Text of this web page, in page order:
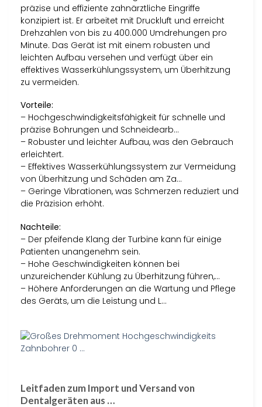
präzise und effiziente zahnärztliche Eingriffe
konzipiert ist. Er arbeitet mit Druckluft und erreicht
Drehzahlen von bis zu 400.000 Umdrehungen pro
Minute. Das Gerät ist mit einem robusten und
leichten Aufbau versehen und verfügt über ein
effektives Wasserkühlungssystem, um Überhitzung
zu vermeiden.
Vorteile:
– Hochgeschwindigkeitsfähigkeit für schnelle und
präzise Bohrungen und Schneidearb…
– Robuster und leichter Aufbau, was den Gebrauch
erleichtert.
– Effektives Wasserkühlungssystem zur Vermeidung
von Überhitzung und Schäden am Za…
– Geringe Vibrationen, was Schmerzen reduziert und
die Präzision erhöht.
Nachteile:
– Der pfeifende Klang der Turbine kann für einige
Patienten unangenehm sein.
– Hohe Geschwindigkeiten können bei
unzureichender Kühlung zu Überhitzung führen,…
– Höhere Anforderungen an die Wartung und Pflege
des Geräts, um die Leistung und L…
Leitfaden zum Import und Versand von
Dentalgeräten aus …